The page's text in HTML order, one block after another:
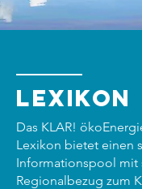
Lexikon
Das KLAR!
Lexikon bietet einen
Informationspool mit
Regionalbezug zum